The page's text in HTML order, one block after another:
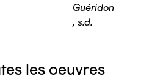
Guéridon
, s.d.
les oeuvres